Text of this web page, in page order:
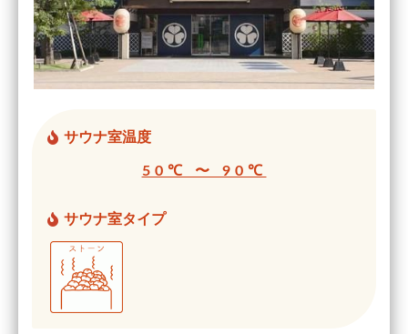
サウナ室温度
50℃ 〜 90℃
サウナ室タイプ